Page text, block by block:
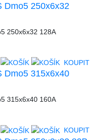
Dmo5 250x6x32
KOUPIT
Dmo5 315x6x40
KOUPIT